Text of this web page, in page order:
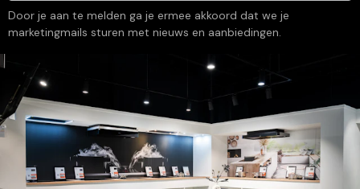
Door je aan te melden ga je ermee akkoord dat we je
marketingmails sturen met nieuws en aanbiedingen.